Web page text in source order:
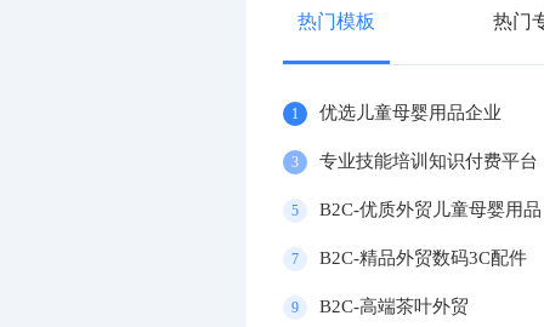
热门模板 热门
1 优选儿童母婴用品企业
3 专业技能培训知识付费平台
5 B2C-优质外贸儿童母婴用品
7 B2C-精品外贸数码3C配件
9 B2C-高端茶叶外贸